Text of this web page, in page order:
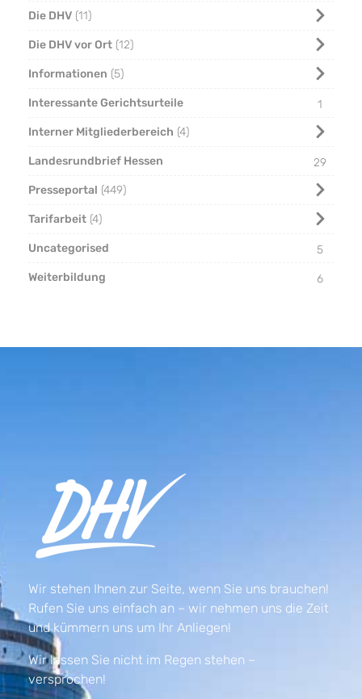
Die DHV 11
Die DHV vor Ort 12
Informationen 5
Interessante Gerichtsurteile
1
Interner Mitgliederbereich 4
Landesrundbrief Hessen
29
Presseportal 449
Tarifarbeit 4
Uncategorised
5
Weiterbildung
6
Wir stehen Ihnen zur Seite, wenn Sie uns brauchen!
Rufen Sie uns einfach an – wir nehmen uns die Zeit
und kümmern uns um Ihr Anliegen!
Wir lassen Sie nicht im Regen stehen –
versprochen!